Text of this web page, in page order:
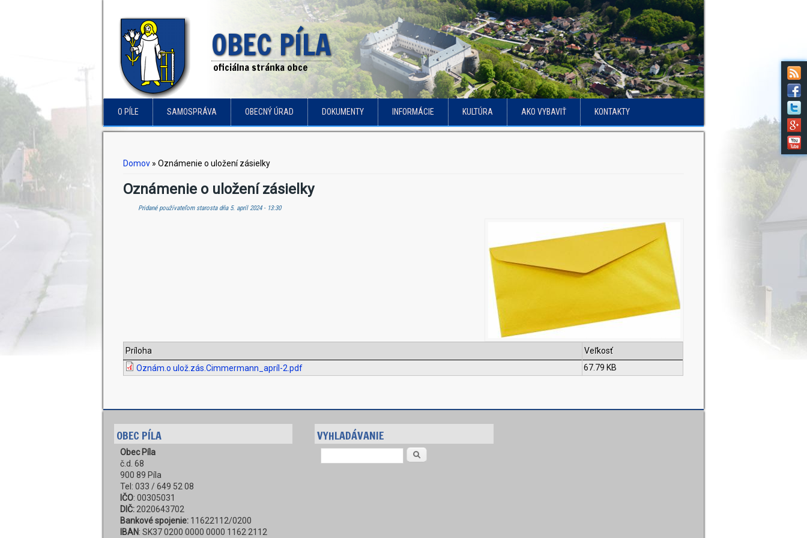
OBEC PÍLA
oficiálna stránka obce
O PÍLE SAMOSPRÁVA OBECNÝ ÚRAD DOKUMENTY INFORMÁCIE KULTÚRA AKO VYBAVIŤ KONTAKTY
Nachádzate sa tu
Domov » Oznámenie o uložení zásielky
Oznámenie o uložení zásielky
Pridané používateľom starostadňa 5. apríl 2024 - 13:30
Príloha
Veľkosť
Oznám.o ulož.zás.Cimmermann_apríl-2.pdf
67.79 KB
OBEC PÍLA
Obec Píla
č.d. 68
900 89 Píla
Tel: 033 / 649 52 08
IČO: 00305031
DIČ:2020643702
Bankové spojenie:11622112/0200
IBAN: SK37 0200 0000 0000 1162 2112
VYHLADÁVANIE